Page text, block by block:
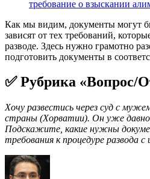
требование о взыскании
Как мы видим, документы могут
зависят от тех требований,
разводе. Здесь нужно грамотно
подготовить документы в
✅ Рубрика «Вопрос/
Хочу развестись через суд с
страны (Хорватии). Он уже
Подскажите, какие нужны
требования к процедуре развода